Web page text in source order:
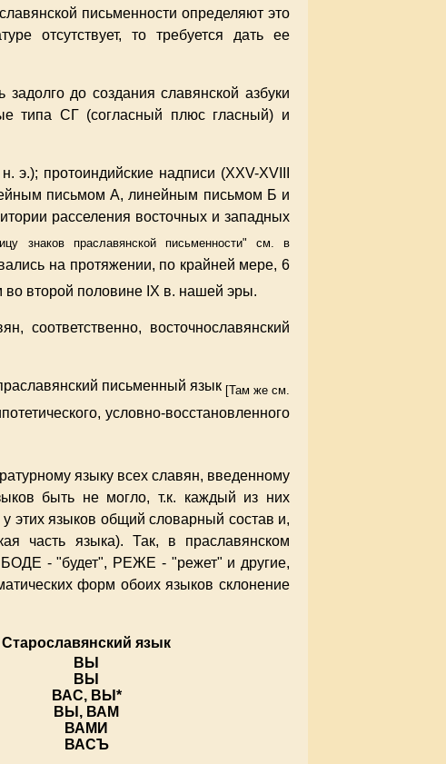
письменности определяют это
отсутствует, то требуется дать ее
до создания славянской азбуки
типа СГ (согласный плюс гласный) и
э.); протоиндийские надписи (XXV-XVIII
письмом А, линейным письмом Б и
расселения восточных и западных
знаков праславянской письменности" см. в
на протяжении, по крайней мере, 6
второй половине IX в. нашей эры.
соответственно, восточнославянский
письменный язык [Там же см.
условно-восстановленного
языку всех славян, введенному
быть не могло, т.к. каждый из них
этих языков общий словарный состав и,
часть языка). Так, в праславянском
- "будет", РЕЖЕ - "режет" и другие,
форм обоих языков склонение
Старославянский язык
ВЫ
ВЫ
ВАС, ВЫ*
ВЫ, ВАМ
ВАМИ
ВАСЪ